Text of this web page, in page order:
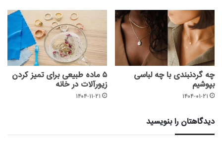
چه گردنبندی با چه لباسی
بپوشیم
۱۴۰۴-۰۱-۲۱
۵ ماده طبیعی برای تمیز کردن
زیورآلات در خانه
۱۴۰۴-۱۱-۲۱
دیدگاهتان را بنویسید